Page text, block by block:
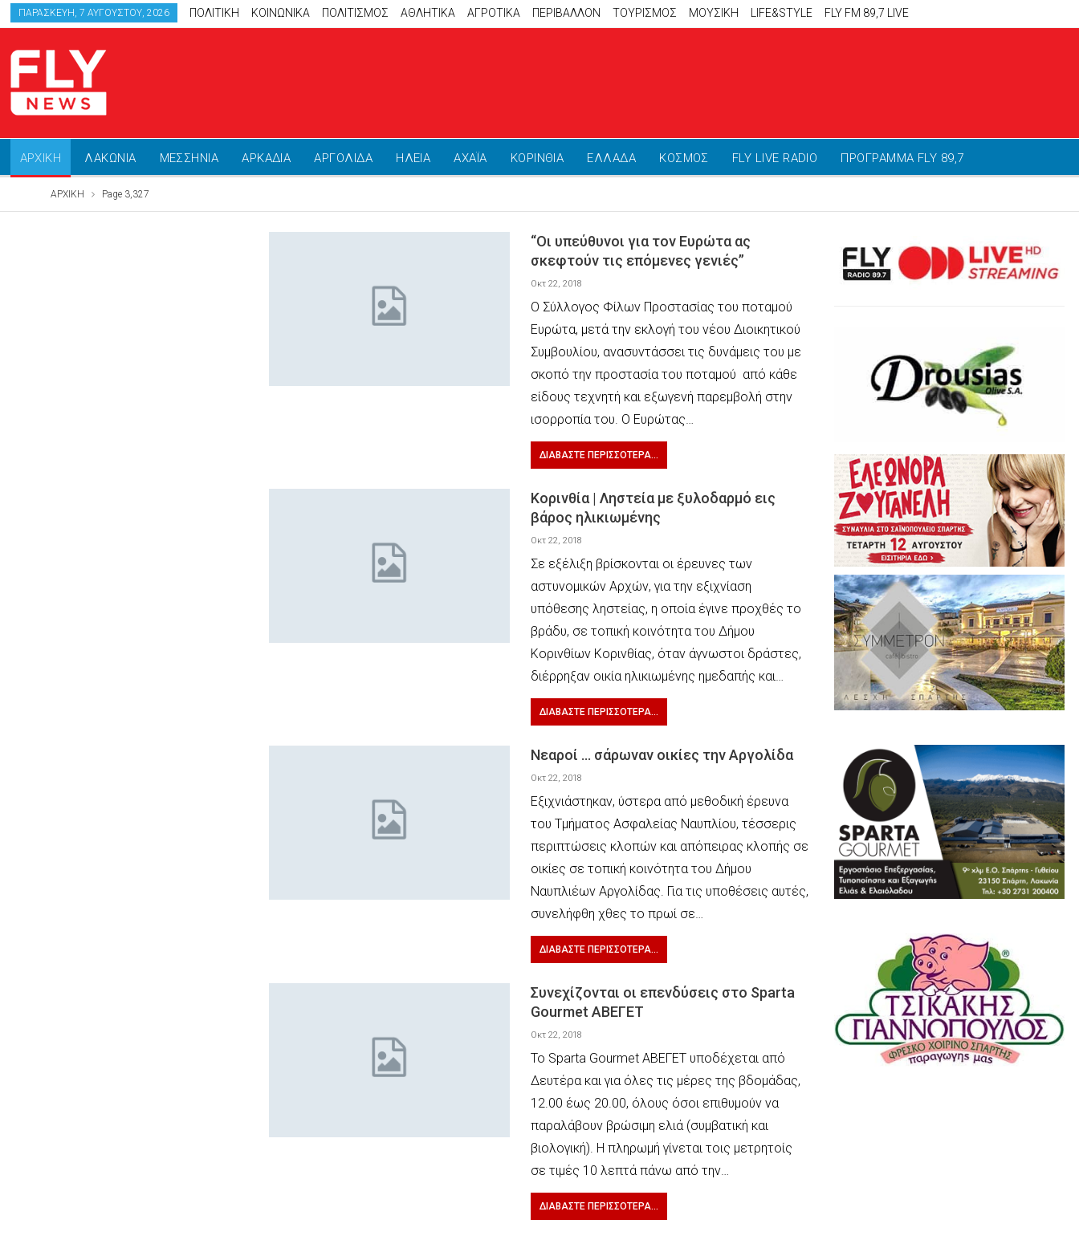
ΠΑΡΑΣΚΕΥΉ, 7 ΑΥΓΟΎΣΤΟΥ, 2026 ΠΟΛΙΤΙΚΗ ΚΟΙΝΩΝΙΚΑ ΠΟΛΙΤΙΣΜΟΣ ΑΘΛΗΤΙΚΆ ΑΓΡΟΤΙΚΑ ΠΕΡΙΒΑΛΛΟΝ ΤΟΥΡΙΣΜΟΣ ΜΟΥΣΙΚΗ LIFE&STYLE FLY FM 89,7 LIVE
ΑΡΧΙΚΗ ΛΑΚΩΝΙΑ ΜΕΣΣΗΝΙΑ ΑΡΚΑΔΙΑ ΑΡΓΟΛΙΔΑ ΗΛΕΙΑ ΑΧΑΪΑ ΚΟΡΙΝΘΙΑ ΕΛΛΑΔΑ ΚΟΣΜΟΣ FLY LIVE RADIO ΠΡΟΓΡΑΜΜΑ FLY 89,7
ΑΡΧΙΚΗ Page 3,327
“Οι υπεύθυνοι για τον Ευρώτα ας
σκεφτούν τις επόμενες γενιές”
Οκτ 22, 2018
Ο Σύλλογος Φίλων Προστασίας του ποταμού
Ευρώτα, μετά την εκλογή του νέου Διοικητικού
Συμβουλίου, ανασυντάσσει τις δυνάμεις του με
σκοπό την προστασία του ποταμού από κάθε
είδους τεχνητή και εξωγενή παρεμβολή στην
ισορροπία του. Ο Ευρώτας…
ΔΙΑΒΆΣΤΕ ΠΕΡΙΣΣΌΤΕΡΑ...
Κορινθία | Ληστεία με ξυλοδαρμό εις
βάρος ηλικιωμένης
Οκτ 22, 2018
Σε εξέλιξη βρίσκονται οι έρευνες των
αστυνομικών Αρχών, για την εξιχνίαση
υπόθεσης ληστείας, η οποία έγινε προχθές το
βράδυ, σε τοπική κοινότητα του Δήμου
Κορινθίων Κορινθίας, όταν άγνωστοι δράστες,
διέρρηξαν οικία ηλικιωμένης ημεδαπής και…
ΔΙΑΒΆΣΤΕ ΠΕΡΙΣΣΌΤΕΡΑ...
Νεαροί … σάρωναν οικίες την Αργολίδα
Οκτ 22, 2018
Εξιχνιάστηκαν, ύστερα από μεθοδική έρευνα
του Τμήματος Ασφαλείας Ναυπλίου, τέσσερις
περιπτώσεις κλοπών και απόπειρας κλοπής σε
οικίες σε τοπική κοινότητα του Δήμου
Ναυπλιέων Αργολίδας. Για τις υποθέσεις αυτές,
συνελήφθη χθες το πρωί σε…
ΔΙΑΒΆΣΤΕ ΠΕΡΙΣΣΌΤΕΡΑ...
Συνεχίζονται οι επενδύσεις στο Sparta
Gourmet ΑΒΕΓΕΤ
Οκτ 22, 2018
Το Sparta Gourmet ΑΒΕΓΕΤ υποδέχεται από
Δευτέρα και για όλες τις μέρες της βδομάδας,
12.00 έως 20.00, όλους όσοι επιθυμούν να
παραλάβουν βρώσιμη ελιά (συμβατική και
βιολογική). Η πληρωμή γίνεται τοις μετρητοίς
σε τιμές 10 λεπτά πάνω από την…
ΔΙΑΒΆΣΤΕ ΠΕΡΙΣΣΌΤΕΡΑ...